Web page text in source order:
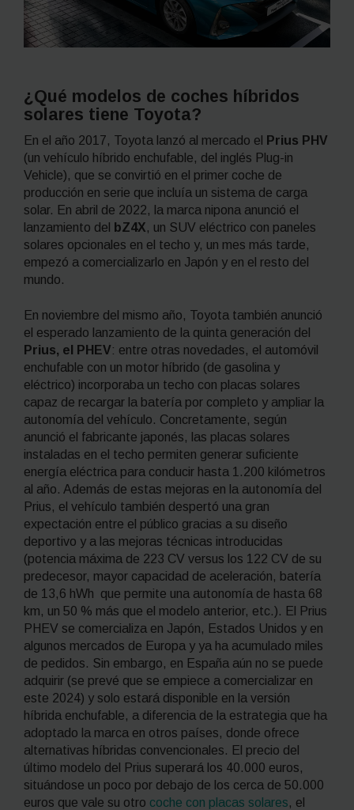
¿Qué modelos de coches híbridos
solares tiene Toyota?
En el año 2017, Toyota lanzó al mercado el
Prius PHV
(un vehículo híbrido enchufable, del inglés Plug-in
Vehicle), que se convirtió en el primer coche de
producción en serie que incluía un sistema de carga
solar. En abril de 2022, la marca nipona anunció el
lanzamiento del
bZ4X, un SUV eléctrico con paneles
solares opcionales en el techo y, un mes más tarde,
empezó a comercializarlo en Japón y en el resto del
mundo.
En noviembre del mismo año, Toyota también anunció
el esperado lanzamiento de la quinta generación del
Prius, el PHEV: entre otras novedades, el automóvil
enchufable con un motor híbrido (de gasolina y
eléctrico) incorporaba un techo con placas solares
capaz de recargar la batería por completo y ampliar la
autonomía del vehículo. Concretamente, según
anunció el fabricante japonés, las placas solares
instaladas en el techo permiten generar suficiente
energía eléctrica para conducir hasta 1.200 kilómetros
al año. Además de estas mejoras en la autonomía del
Prius, el vehículo también despertó una gran
expectación entre el público gracias a su diseño
deportivo y a las mejoras técnicas introducidas
(potencia máxima de 223 CV versus los 122 CV de su
predecesor, mayor capacidad de aceleración, batería
de 13,6 hWh que permite una autonomía de hasta 68
km, un 50 % más que el modelo anterior, etc.). El Prius
PHEV se comercializa en Japón, Estados Unidos y en
algunos mercados de Europa y ya ha acumulado miles
de pedidos. Sin embargo, en España aún no se puede
adquirir (se prevé que se empiece a comercializar en
este 2024) y solo estará disponible en la versión
híbrida enchufable, a diferencia de la estrategia que ha
adoptado la marca en otros países, donde ofrece
alternativas híbridas convencionales. El precio del
último modelo del Prius superará los 40.000 euros,
situándose un poco por debajo de los cerca de 50.000
euros que vale su otro coche con placas solares, el